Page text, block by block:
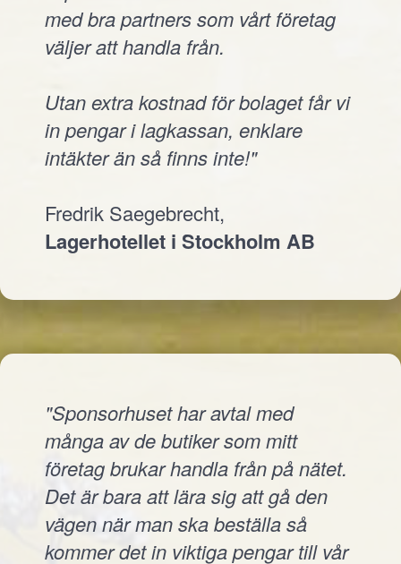
med bra partners som vårt företag
väljer att handla från.
Utan extra kostnad för bolaget får vi
in pengar i lagkassan, enklare
intäkter än så finns inte!"
Fredrik Saegebrecht,
Lagerhotellet i Stockholm AB
"Sponsorhuset har avtal med
många av de butiker som mitt
företag brukar handla från på nätet.
Det är bara att lära sig att gå den
vägen när man ska beställa så
kommer det in viktiga pengar till vår